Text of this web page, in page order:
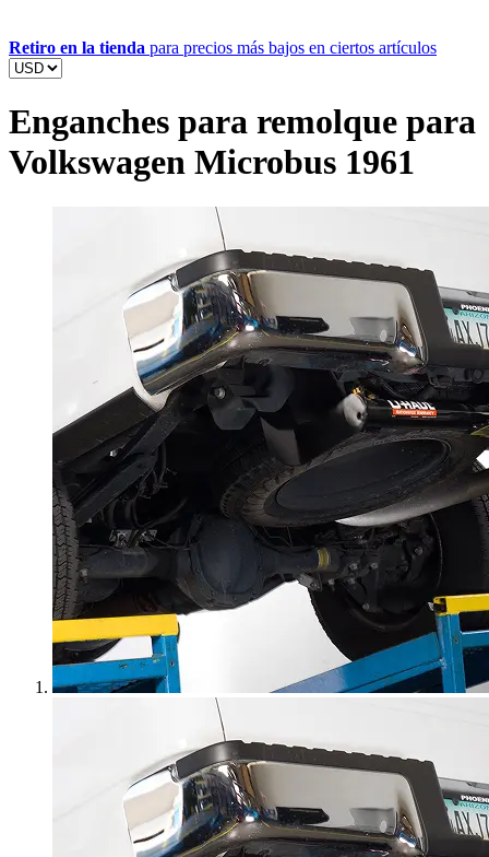
Retiro en la tienda para precios más bajos en ciertos artículos
Enganches para remolque para
Volkswagen Microbus 1961